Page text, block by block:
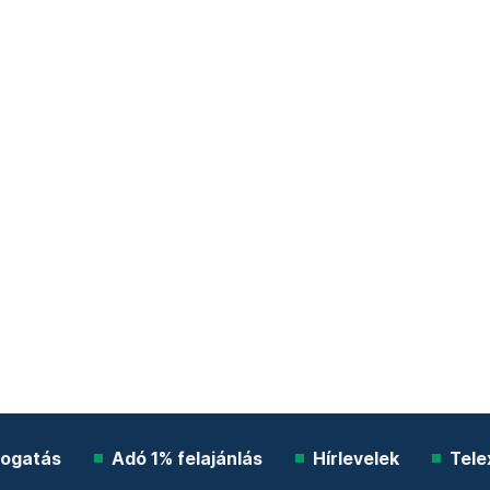
Adó 1% felajánlás Hírlevelek